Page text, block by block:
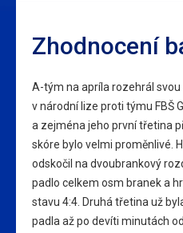
Zhodnocení
A-tým na apríla rozehrál
v národní lize proti týmu FBŠ
a zejména jeho první třetina
skóre bylo velmi proměnlivé.
odskočil na dvoubrankový
padlo celkem osm branek a
stavu 4:4. Druhá třetina už
padla až po devíti minutách